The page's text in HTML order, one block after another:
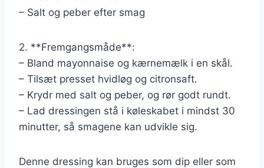
– Salt og peber efter smag
2. **Fremgangsmåde**:
– Bland mayonnaise og kærnemælk i en skål.
– Tilsæt presset hvidløg og citronsaft.
– Krydr med salt og peber, og rør godt rundt.
– Lad dressingen stå i køleskabet i mindst 30
minutter, så smagene kan udvikle sig.
Denne dressing kan bruges som dip eller som